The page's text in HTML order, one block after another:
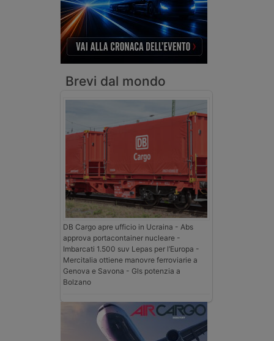
Brevi dal mondo
DB Cargo apre ufficio in Ucraina - Abs
approva portacontainer nucleare -
Imbarcati 1.500 suv Lepas per l’Europa -
Mercitalia ottiene manovre ferroviarie a
Genova e Savona - Gls potenzia a
Bolzano